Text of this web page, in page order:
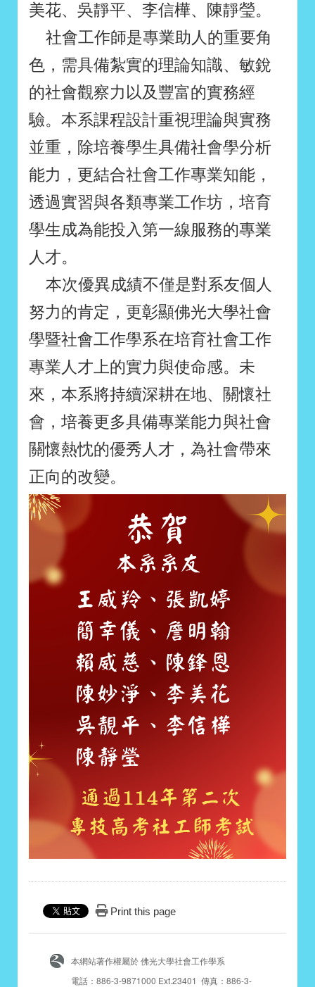
美花、吳靜平、李信樺、陳靜瑩。
社會工作師是專業助人的重要角
色，需具備紮實的理論知識、敏銳
的社會觀察力以及豐富的實務經
驗。本系課程設計重視理論與實務
並重，除培養學生具備社會學分析
能力，更結合社會工作專業知能，
透過實習與各類專業工作坊，培育
學生成為能投入第一線服務的專業
人才。
本次優異成績不僅是對系友個人
努力的肯定，更彰顯佛光大學社會
學暨社會工作學系在培育社會工作
專業人才上的實力與使命感。未
來，本系將持續深耕在地、關懷社
會，培養更多具備專業能力與社會
關懷熱忱的優秀人才，為社會帶來
正向的改變。
Print this page
本網站著作權屬於 佛光大學社會工作學系
電話：886-3-9871000 Ext.23401 傳真：886-3-